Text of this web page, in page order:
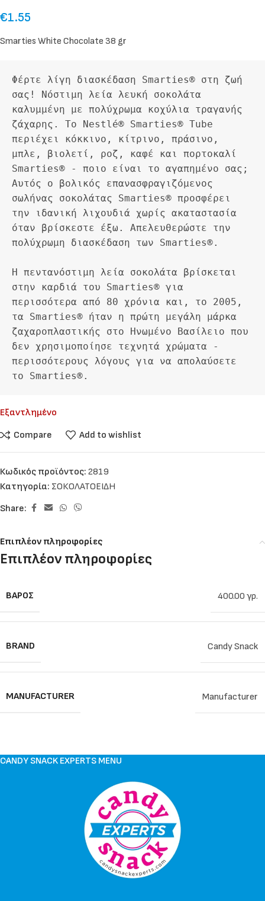
€1.55
Smarties White Chocolate 38 gr
Φέρτε λίγη διασκέδαση Smarties® στη ζωή
σας! Νόστιμη λεία λευκή σοκολάτα
καλυμμένη με πολύχρωμα κοχύλια τραγανής
ζάχαρης. Το Nestlé® Smarties® Tube
περιέχει κόκκινο, κίτρινο, πράσινο,
μπλε, βιολετί, ροζ, καφέ και πορτοκαλί
Smarties® - ποιο είναι το αγαπημένο σας;
Αυτός ο βολικός επανασφραγιζόμενος
σωλήνας σοκολάτας Smarties® προσφέρει
την ιδανική λιχουδιά χωρίς ακαταστασία
όταν βρίσκεστε έξω. Απελευθερώστε την
πολύχρωμη διασκέδαση των Smarties®.
Η πεντανόστιμη λεία σοκολάτα βρίσκεται
στην καρδιά του Smarties® για
περισσότερα από 80 χρόνια και, το 2005,
τα Smarties® ήταν η πρώτη μεγάλη μάρκα
ζαχαροπλαστικής στο Ηνωμένο Βασίλειο που
δεν χρησιμοποίησε τεχνητά χρώματα -
περισσότερους λόγους για να απολαύσετε
Εξαντλημένο
Compare
Add to wishlist
Κωδικός προϊόντος: 2819
Κατηγορία: ΣΟΚΟΛΑΤΟΕΙΔΗ
Share:
Επιπλέον πληροφορίες
Επιπλέον πληροφορίες
ΒΆΡΟΣ 400.00 γρ.
BRAND Candy Snack
MANUFACTURER Manufacturer
CANDY SNACK EXPERTS MENU